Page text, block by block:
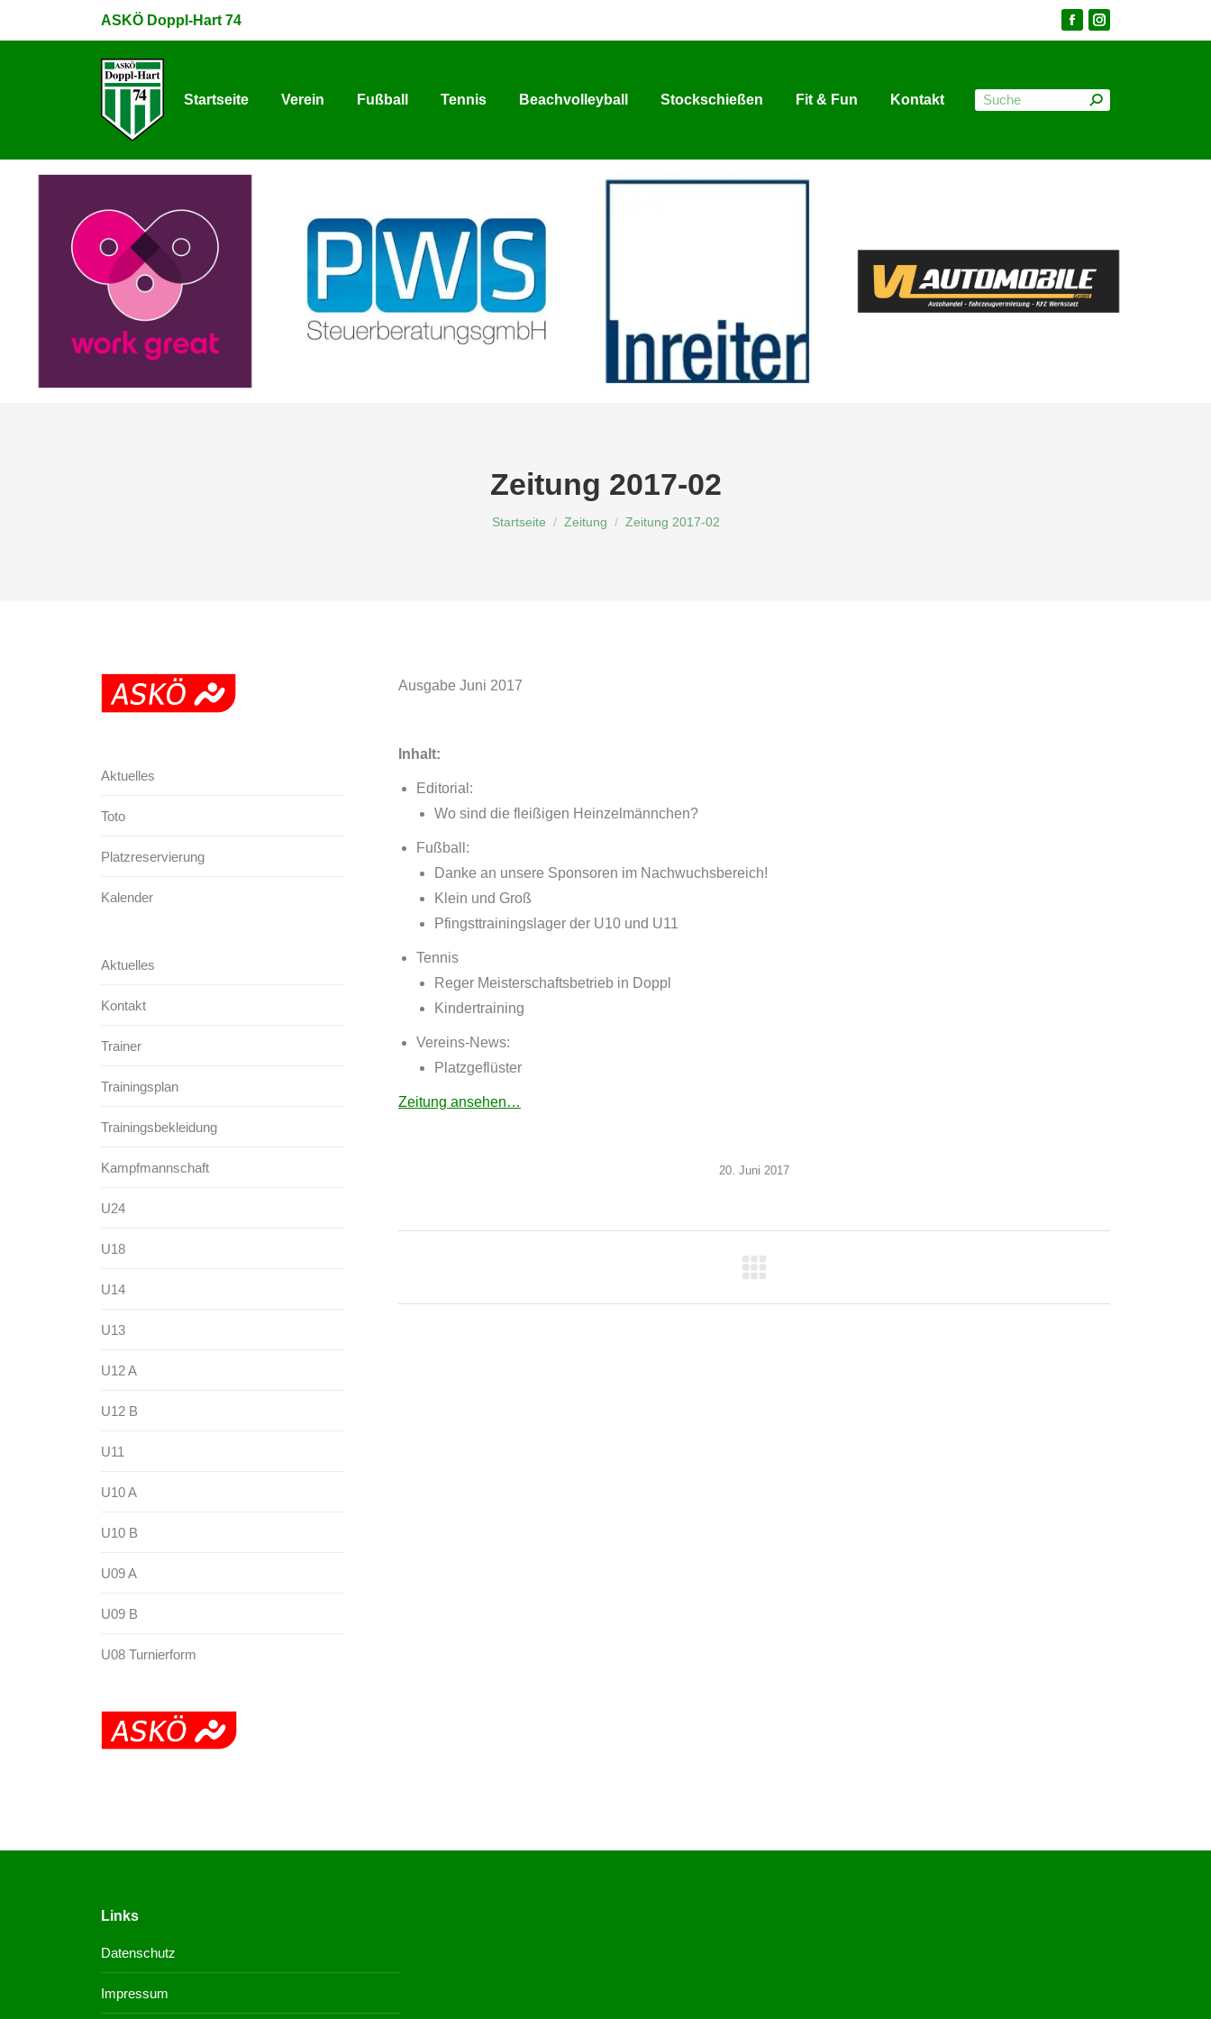
ASKÖ Doppl-Hart 74
Startseite Verein Fußball Tennis Beachvolleyball Stockschießen Fit & Fun Kontakt
Zeitung 2017-02
Du bist hier:
Startseite Zeitung Zeitung 2017-02
Ausgabe Juni 2017
Inhalt:
Editorial:
Wo sind die fleißigen Heinzelmännchen?
Fußball:
Danke an unsere Sponsoren im Nachwuchsbereich!
Klein und Groß
Pfingsttrainingslager der U10 und U11
Tennis
Reger Meisterschaftsbetrieb in Doppl
Kindertraining
Vereins-News:
Platzgeflüster
Zeitung ansehen…
20. Juni 2017
Aktuelles
Toto
Platzreservierung
Kalender
Aktuelles
Kontakt
Trainer
Trainingsplan
Trainingsbekleidung
Kampfmannschaft
U24
U18
U14
U13
U12 A
U12 B
U11
U10 A
U10 B
U09 A
U09 B
U08 Turnierform
Links
Datenschutz
Impressum